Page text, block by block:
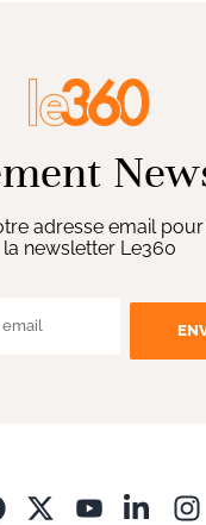
adresse email
la newsletter Le360